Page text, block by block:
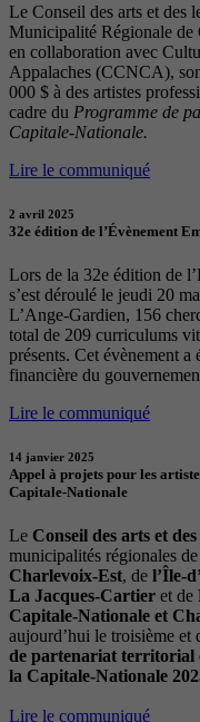
Le Conseil des arts et des
Municipalité Régionale de
en collaboration avec
Appalaches (CCNCA),
000 $ à des artistes
cadre du Programme de
Capitale-Nationale.
Lire le communiqué
2 avril 2025
32e édition de l’Évènement
Lors de la 32e édition de
s’est déroulé le jeudi 20
L’Ange-Gardien, 156
total de 209 curriculums
présents. Cet évènement
financière du
Lire le communiqué
14 janvier 2025
Appel à projets pour les
Capitale-Nationale
Le Conseil des arts et
municipalités régionales
Charlevoix-Est, de l’Île-
La Jacques-Cartier et de
Capitale-Nationale et
aujourd’hui le troisième et
de partenariat territorial
la Capitale-Nationale
Lire le communiqué